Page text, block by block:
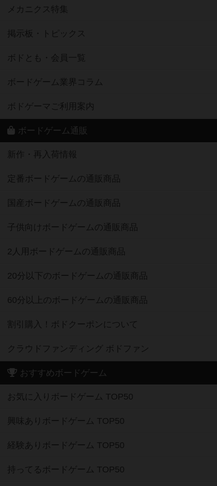
メカニクス特集
掲示板・トピックス
ボドとも・会員一覧
ボードゲーム業界コラム
ボドゲーマご利用案内
ボードゲーム通販
新作・再入荷情報
定番ボードゲームの通販商品
国産ボードゲームの通販商品
子供向けボードゲームの通販商品
2人用ボードゲームの通販商品
20分以下のボードゲームの通販商品
60分以上のボードゲームの通販商品
割引購入！ボドクーポンについて
クラウドファンディング ボドファン
おすすめボードゲーム
お気に入りボードゲーム TOP50
興味ありボードゲーム TOP50
経験ありボードゲーム TOP50
持ってるボードゲーム TOP50